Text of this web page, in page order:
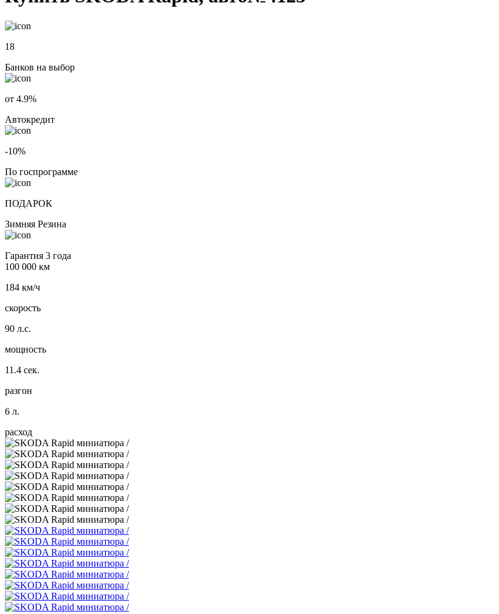
18
Банков на выбор
от 4.9%
Автокредит
-10%
По госпрограмме
ПОДАРОК
Зимняя Резина
Гарантия 3 года
100 000 км
184 км/ч
скорость
90 л.с.
мощность
11.4 сек.
разгон
6 л.
расход